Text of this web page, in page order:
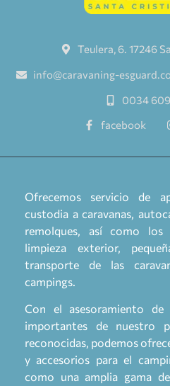
Teulera, 6. 17246
info@caravaning-
0034
facebook
Ofrecemos servicio de
custodia a caravanas,
remolques, así como los
limpieza exterior,
transporte de las
campings.
Con el asesoramiento
importantes de nuestro
reconocidas, podemos
y accesorios para el
como una amplia gama